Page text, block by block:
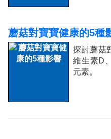
蘑菇對寶寶健康的5種
探討蘑菇
維生素D
元素。